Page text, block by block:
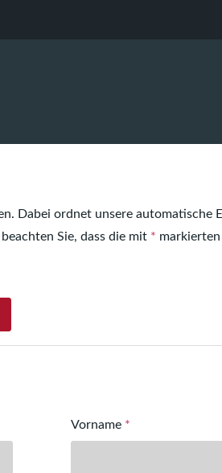
Dabei ordnet unsere automatische
Sie, dass die mit *
Vorname *